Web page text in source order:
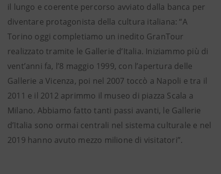
il lungo e coerente percorso avviato dalla banca per
diventare protagonista della cultura italiana: “A
Torino oggi completiamo un inedito GranTour
realizzato tramite le Gallerie d’Italia. Iniziammo più di
vent’anni fa, l’8 maggio 1999, con l’apertura delle
Gallerie a Vicenza, poi nel 2007 toccò a Napoli e tra il
2011 e il 2012 aprimmo il museo di piazza Scala a
Milano. Abbiamo fatto tanti passi avanti, le Gallerie
d’Italia sono ormai centrali nel sistema culturale e nel
2019 hanno avuto mezzo milione di visitatori”.